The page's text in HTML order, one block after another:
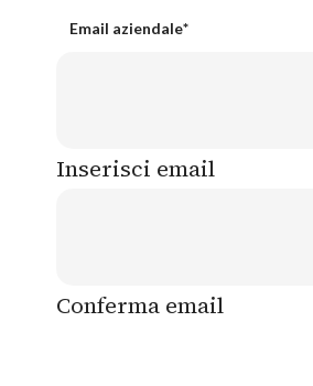
Email aziendale*
Inserisci email
Conferma email